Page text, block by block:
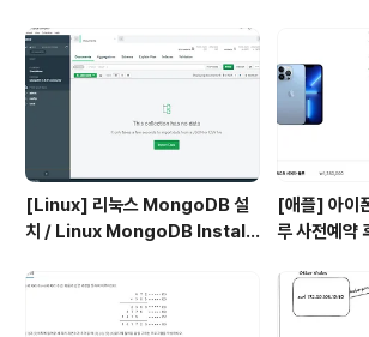
[Linux] 리눅스 MongoDB 설
치 / Linux MongoDB Install
[애플] 아이
루 사전예약